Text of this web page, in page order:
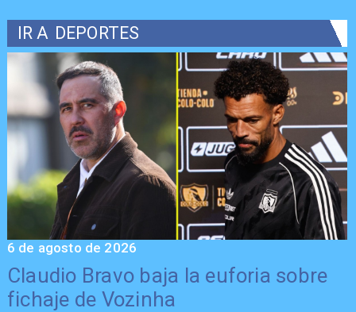
IR A DEPORTES
Claudio Bravo baja la euforia sobre
fichaje de Vozinha
6 de agosto de 2026